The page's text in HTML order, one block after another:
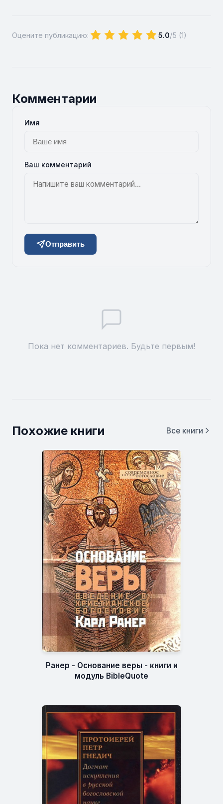
Оцените публикацию: 5.0/5 (1)
Комментарии
Имя
Ваш комментарий
Отправить
Пока нет комментариев. Будьте первым!
Похожие книги Все книги
Ранер - Основание веры - книги и
модуль BibleQuote